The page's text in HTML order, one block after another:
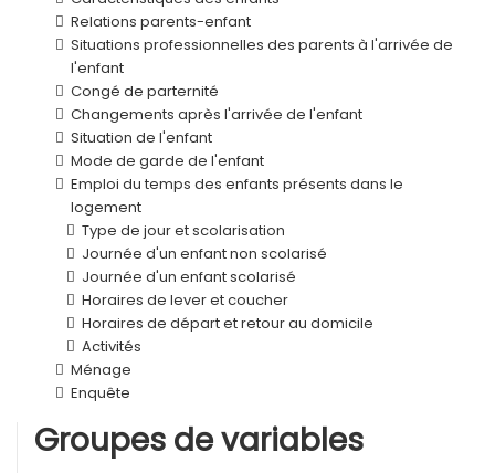
Relations parents-enfant
Situations professionnelles des parents à l'arrivée de
l'enfant
Congé de parternité
Changements après l'arrivée de l'enfant
Situation de l'enfant
Mode de garde de l'enfant
Emploi du temps des enfants présents dans le
logement
Type de jour et scolarisation
Journée d'un enfant non scolarisé
Journée d'un enfant scolarisé
Horaires de lever et coucher
Horaires de départ et retour au domicile
Activités
Ménage
Enquête
Groupes de variables